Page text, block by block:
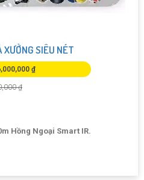
SIÊU NÉT
₫
₫
Hồng Ngoại Smart IR.